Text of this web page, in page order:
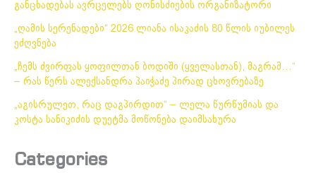
განცხადებას ავრცელებს ღონისძიების ორგანიზატორი
„ღამის სერენადები“ 2026 ლიანა ისაკაძის 80 წლის იუბილეს
ეძღვნება
„ჩემს ძვირფას ყოფილთან ბოდიში (ყველასთან), მაგრამ…“
– რას წერს ალექსანდრა პაიჭაძე პირად ცხოვრებაზე
„აგისრულეთ, რაც დაგპირდით“ – ლელა წურწუმიას და
კოსტა სანიკიძის დუეტმა მოწონება დაიმსახურა
Categories